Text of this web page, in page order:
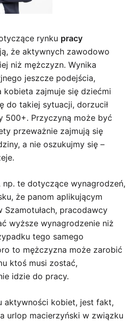
rynku pracy
że aktywnych zawodowo
niż mężczyzn. Wynika
jeszcze podejścia,
kobieta zajmuje się dziećmi
do takiej sytuacji, dorzucił
500+. Przyczyną może być
przeważnie zajmują się
a nie oszukujmy się –
np. te dotyczące wynagrodzeń,
że panom aplikującym
Szamotułach, pracodawcy
wyższe wynagrodzenie niż
tego samego
to mężczyzna może zarobić
ktoś musi zostać,
idzie do pracy.
aktywności kobiet, jest fakt,
urlop macierzyński w związku